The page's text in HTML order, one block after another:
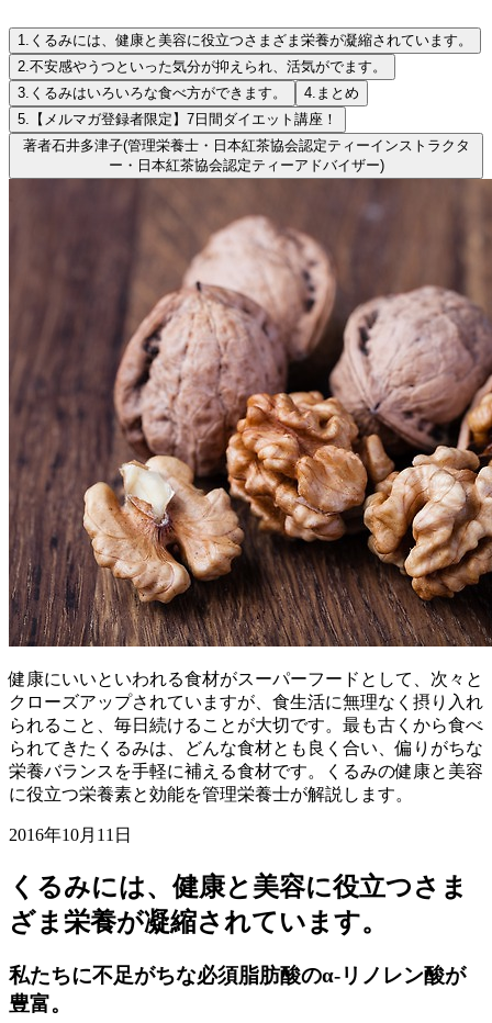
1. くるみには、健康と美容に役立つさまざま栄養が凝縮されています。
2.不安感やうつといった気分が抑えられ、活気がでます。
3. くるみはいろいろな食べ方ができます。 4. まとめ
5. 【メルマガ登録者限定】7日間ダイエット講座！
著者石井多津子(管理栄養士・日本紅茶協会認定ティーインストラクタ
ー・日本紅茶協会認定ティーアドバイザー)
健康にいいといわれる食材がスーパーフードとして、次々と
クローズアップされていますが、食生活に無理なく摂り入れ
られること、毎日続けることが大切です。最も古くから食べ
られてきたくるみは、どんな食材とも良く合い、偏りがちな
栄養バランスを手軽に補える食材です。くるみの健康と美容
に役立つ栄養素と効能を管理栄養士が解説します。
2016年10月11日
くるみには、健康と美容に役立つさま
ざま栄養が凝縮されています。
私たちに不足がちな必須脂肪酸のα-リノレン酸が
豊富。